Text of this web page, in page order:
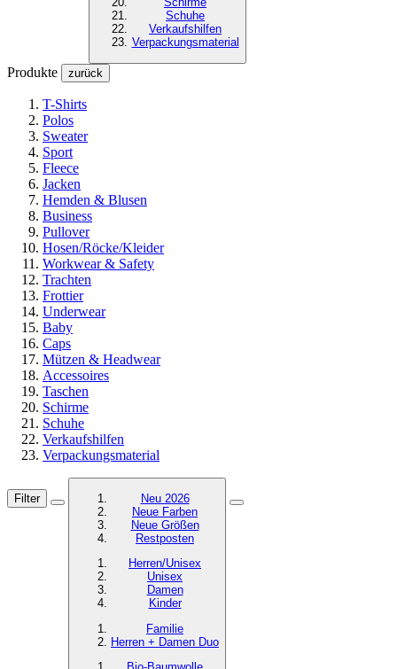
Schuhe
Verkaufshilfen
Verpackungsmaterial
Produkte zurück
T-Shirts
Polos
Sweater
Sport
Fleece
Jacken
Hemden & Blusen
Business
Pullover
Hosen/Röcke/Kleider
Workwear & Safety
Trachten
Frottier
Underwear
Baby
Caps
Mützen & Headwear
Accessoires
Taschen
Schirme
Schuhe
Verkaufshilfen
Verpackungsmaterial
Filter
Neu 2026
Neue Farben
Neue Größen
Restposten
Herren/Unisex
Unisex
Damen
Kinder
Familie
Herren + Damen Duo